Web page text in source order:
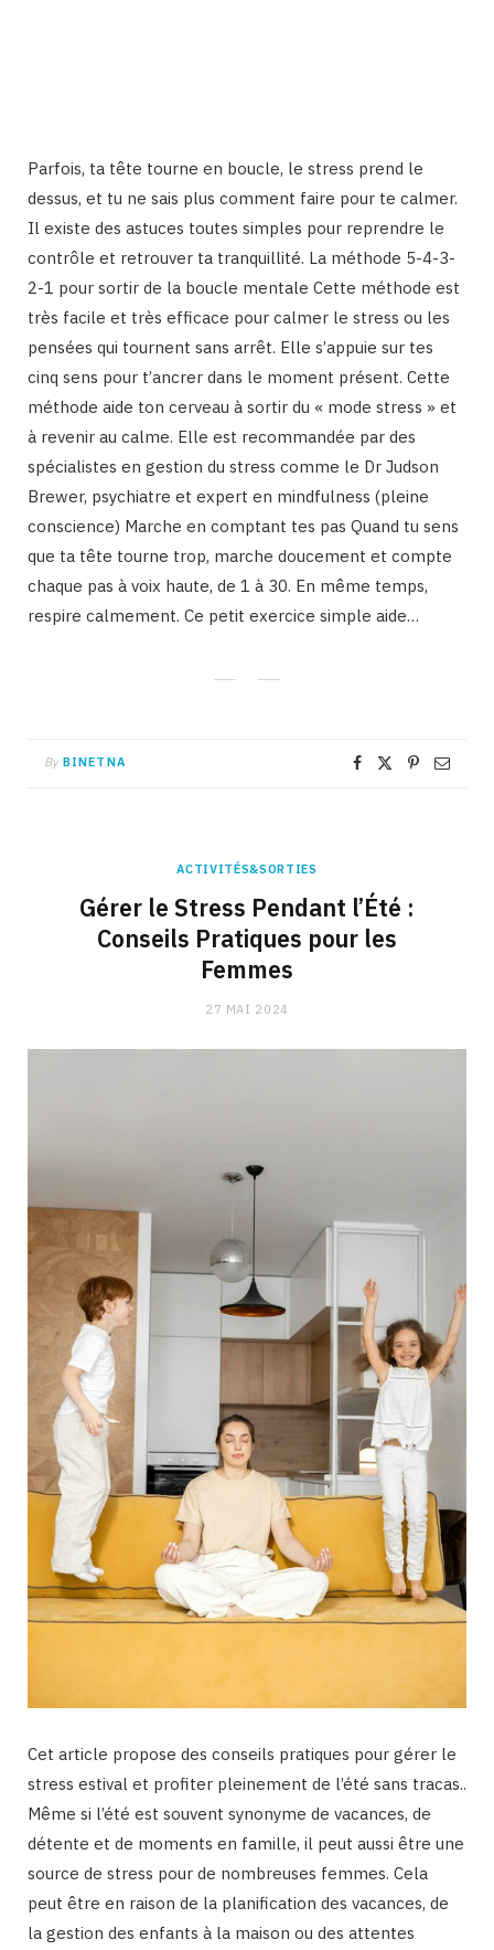
Parfois, ta tête tourne en boucle, le stress prend le
dessus, et tu ne sais plus comment faire pour te calmer.
Il existe des astuces toutes simples pour reprendre le
contrôle et retrouver ta tranquillité. La méthode 5-4-3-
2-1 pour sortir de la boucle mentale Cette méthode est
très facile et très efficace pour calmer le stress ou les
pensées qui tournent sans arrêt. Elle s’appuie sur tes
cinq sens pour t’ancrer dans le moment présent. Cette
méthode aide ton cerveau à sortir du « mode stress » et
à revenir au calme. Elle est recommandée par des
spécialistes en gestion du stress comme le Dr Judson
Brewer, psychiatre et expert en mindfulness (pleine
conscience) Marche en comptant tes pas Quand tu sens
que ta tête tourne trop, marche doucement et compte
chaque pas à voix haute, de 1 à 30. En même temps,
respire calmement. Ce petit exercice simple aide…
By BINETNA
ACTIVITÉS&SORTIES
Gérer le Stress Pendant l’Été :
Conseils Pratiques pour les
Femmes
27 MAI 2024
Cet article propose des conseils pratiques pour gérer le
stress estival et profiter pleinement de l’été sans tracas..
Même si l’été est souvent synonyme de vacances, de
détente et de moments en famille, il peut aussi être une
source de stress pour de nombreuses femmes. Cela
peut être en raison de la planification des vacances, de
la gestion des enfants à la maison ou des attentes